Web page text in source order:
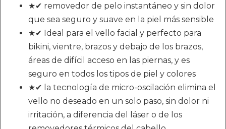
★✔ removedor de pelo instantáneo y sin dolor
que sea seguro y suave en la piel más sensible
★✔ Ideal para el vello facial y perfecto para
bikini, vientre, brazos y debajo de los brazos,
áreas de difícil acceso en las piernas, y es
seguro en todos los tipos de piel y colores
★✔ la tecnología de micro-oscilación elimina el
vello no deseado en un solo paso, sin dolor ni
irritación, a diferencia del láser o de los